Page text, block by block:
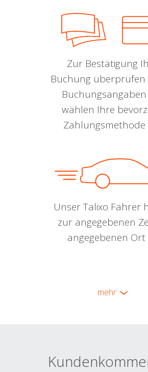
Zur Bestätigung
Buchung überprüfen
wählen Ihre
Zahlungsmethode
Unser Talixo Fahrer
zur angegebenen
angegebenen Ort
mehr